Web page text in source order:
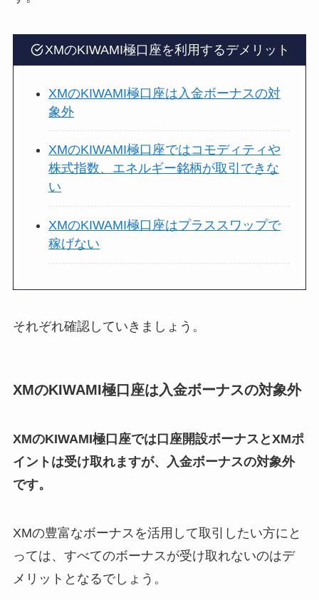
XMのKIWAMI極口座を利用するデメリット
XMのKIWAMI極口座は入金ボーナスの対
象外
XMのKIWAMI極口座ではコモディティや
株式指数、エネルギー銘柄が取引できな
い
XMのKIWAMI極口座はプラススワップで
稼げない
それぞれ確認していきましょう。
XMのKIWAMI極口座は入金ボーナスの対象外
XMのKIWAMI極口座では口座開設ボーナスとXMポ
イントは受け取れますが、入金ボーナスの対象外
です。
XMの豊富なボーナスを活用して取引したい方にと
っては、すべてのボーナスが受け取れないのはデ
メリットとなるでしょう。